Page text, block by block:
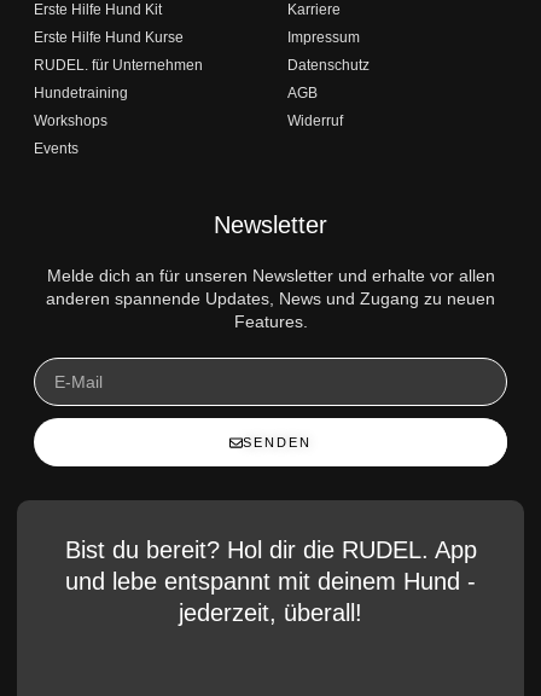
Erste Hilfe Hund Kit
Erste Hilfe Hund Kurse
RUDEL. für Unternehmen
Hundetraining
Workshops
Events
Karriere
Impressum
Datenschutz
AGB
Widerruf
Newsletter
Melde dich an für unseren Newsletter und erhalte vor allen
anderen spannende Updates, News und Zugang zu neuen
Features.
SENDEN
Bist du bereit? Hol dir die RUDEL. App
und lebe entspannt mit deinem Hund -
jederzeit, überall!